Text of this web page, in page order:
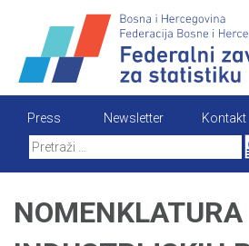
content
Press Newsletter
Kontakt
NOMENKLATURA